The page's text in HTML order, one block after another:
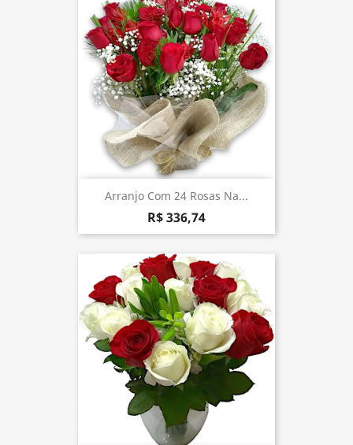
Arranjo Com 24 Rosas Na...
R$ 336,74